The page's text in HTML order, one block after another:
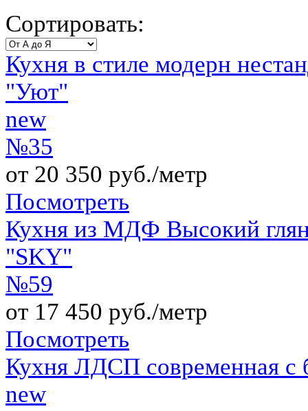
Сортировать:
Кухня в стиле модерн
"Уют"
new
№35
от 20 350 руб./метр
Посмотреть
Кухня из МДФ Высокий
"SKY"
№59
от 17 450 руб./метр
Посмотреть
Кухня ЛДСП современная с
new